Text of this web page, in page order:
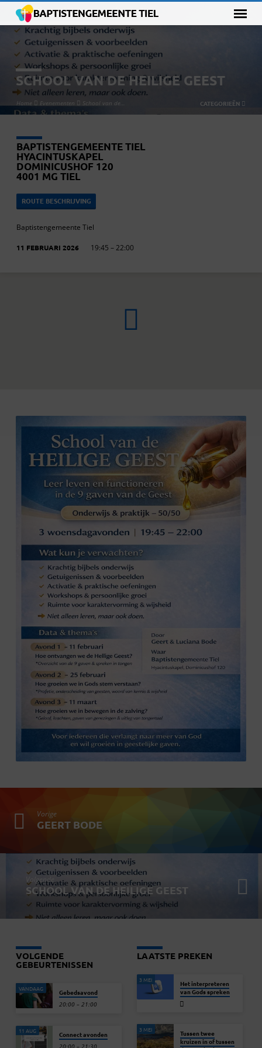
SCHOOL VAN DE HEILIGE GEEST
Home Evenementen School van de… CATEGORIEËN
BAPTISTENGEMEENTE TIEL
HYACINTUSKAPEL
DOMINICUSHOF 120
4001 MG TIEL
ROUTE BESCHRIJVING
Baptistengemeente Tiel
11 FEBRUARI 2026 19:45 – 22:00
SCHOOL
VAN
DE
HEILIGE
GEEST
Vorige
GEERT BODE
Volgende
SCHOOL VAN DE HEILIGE GEEST
VOLGENDE
GEBEURTENISSEN
VANDAAG Gebedsavond
20:00 – 21:00
11 AUG Connect avonden
LAATSTE PREKEN
3 MEI
Het interpreteren
van Gods spreken
3 MEI
Tussen twee
kruizen in of tussen